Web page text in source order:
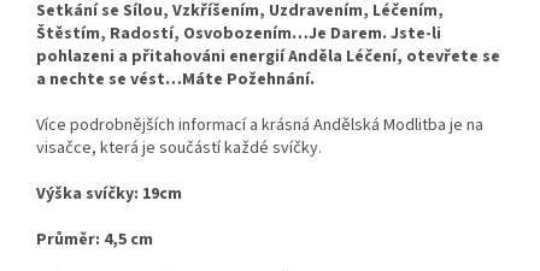
Setkání se Sílou, Vzkříšením, Uzdravením, Léčením,
Štěstím, Radostí, Osvobozením…Je Darem. Jste-li
pohlazeni a přitahováni energií Anděla Léčení, otevřete se
a nechte se vést…Máte Požehnání.
Více podrobnějších informací a krásná Andělská Modlitba je na
visačce, která je součástí každé svíčky.
Výška svíčky: 19cm
Průměr: 4,5 cm